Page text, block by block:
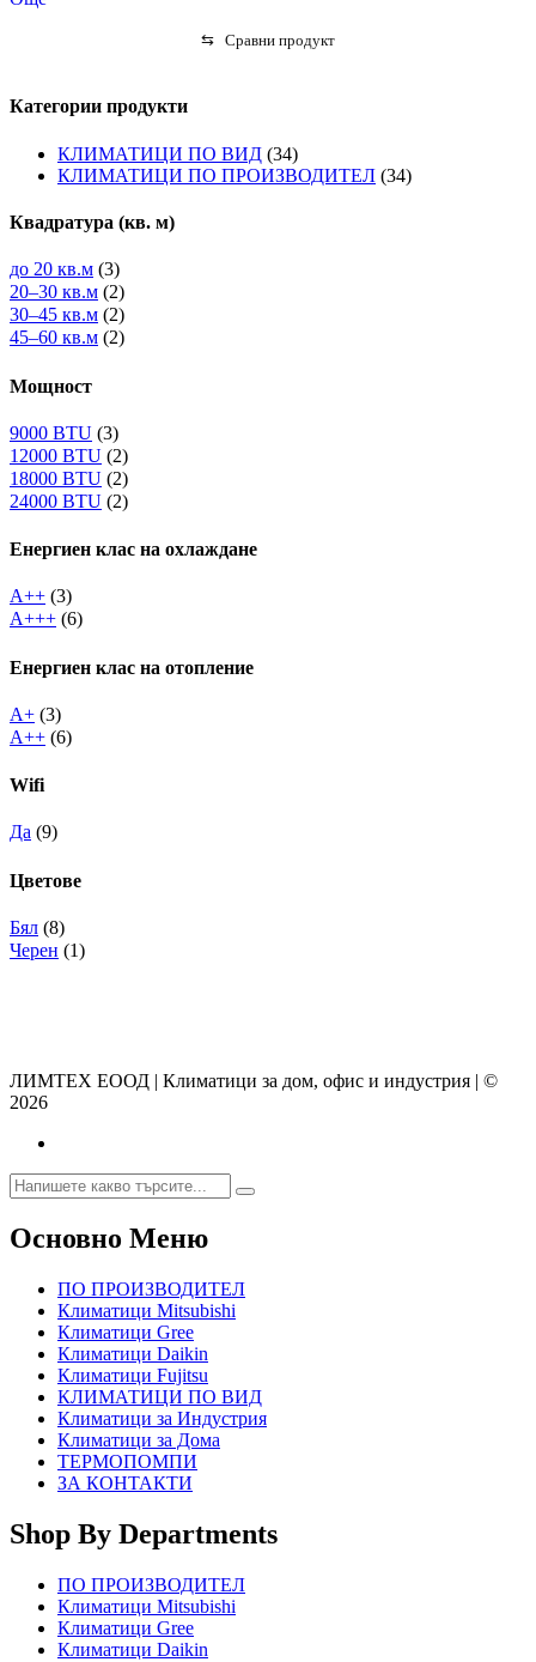
⇆ Сравни продукт
Категории продукти
КЛИМАТИЦИ ПО ВИД (34)
КЛИМАТИЦИ ПО ПРОИЗВОДИТЕЛ (34)
Квадратура (кв. м)
до 20 кв.м (3)
20–30 кв.м (2)
30–45 кв.м (2)
45–60 кв.м (2)
Мощност
9000 BTU (3)
12000 BTU (2)
18000 BTU (2)
24000 BTU (2)
Енергиен клас на охлаждане
A++ (3)
A+++ (6)
Енергиен клас на отопление
A+ (3)
A++ (6)
Wifi
Да (9)
Цветове
Бял (8)
Черен (1)
ЛИМТЕХ ЕООД | Климатици за дом, офис и индустрия | ©
2026
Основно Меню
ПО ПРОИЗВОДИТЕЛ
Климатици Mitsubishi
Климатици Gree
Климатици Daikin
Климатици Fujitsu
КЛИМАТИЦИ ПО ВИД
Климатици за Индустрия
Климатици за Дома
ТЕРМОПОМПИ
ЗА КОНТАКТИ
Shop By Departments
ПО ПРОИЗВОДИТЕЛ
Климатици Mitsubishi
Климатици Gree
Климатици Daikin